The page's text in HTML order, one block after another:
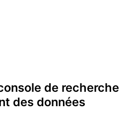
de recherche
des données